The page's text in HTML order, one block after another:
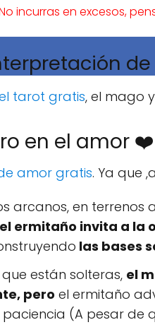
incurras en excesos,
de
tarot gratis, el mago
en el amor ❤️
amor gratis. Ya que
arcanos, en terrenos
el ermitaño invita a la
las bases
están solteras, el
pero el ermitaño
(A pesar de